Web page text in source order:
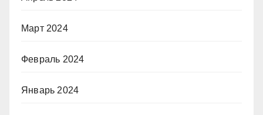
Март 2024
Февраль 2024
Январь 2024